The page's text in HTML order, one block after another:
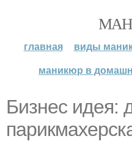
главная виды
маникюр в
Бизнес идея: